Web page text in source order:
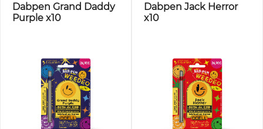
Dabpen Grand Daddy
Purple x10
Dabpen Jack Herror
x10